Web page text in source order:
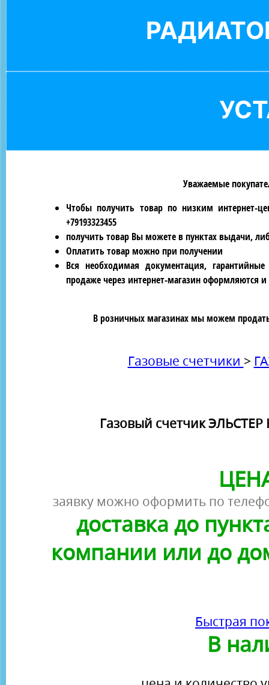
Уважаемые
Чтобы получить товар по низким интернет-
+79193323455
получить товар Вы можете в пунктах выдачи,
Оплатить товар можно при получении
Вся необходимая документация,
продаже через интернет-магазин оформляются
В розничных магазинах мы можем
Газовые счетчики >
Газовый счетчик
заявку можно оформить по
доставка до
компании или до
Быстрая
В